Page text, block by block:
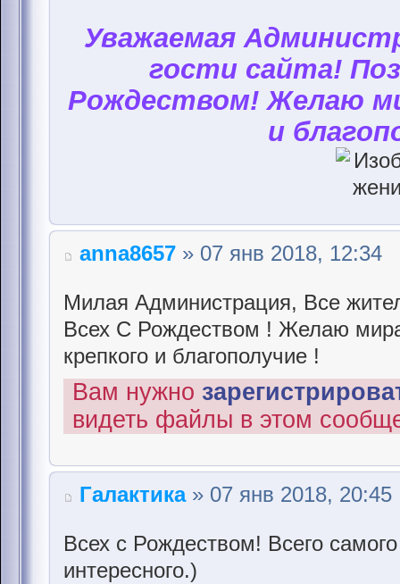
Уважаемая
гости сайта!
Рождеством! Желаю
и
anna8657 » 07 янв 2018, 12:34
Милая Администрация, Все
Всех С Рождеством ! Желаю
крепкого и благополучие !
Вам нужно
видеть файлы в этом
Галактика» 07 янв 2018, 20:45
Всех с Рождеством! Всего
интересного.)